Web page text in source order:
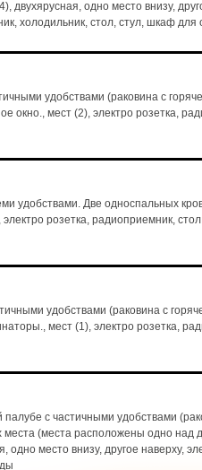
двухярусная, одно место внизу,
холодильник, стол, стул, шкаф
удобствами (раковина с
окно., мест (2), электро розетка,
удобствами. Две односпальных
розетка, радиоприемник,
удобствами (раковина с
мест (1), электро розетка,
с частичными удобствами
(места расположены одно над
место внизу, другое наверху,